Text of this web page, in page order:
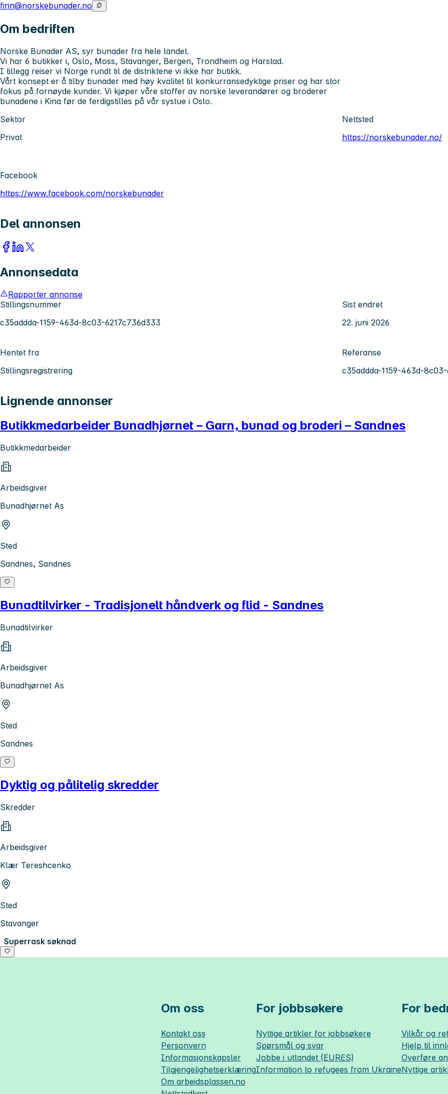
finn@norskebunader.no
Om bedriften
Norske Bunader AS, syr bunader fra hele landet.
Vi har 6 butikker i, Oslo, Moss, Stavanger, Bergen, Trondheim og Harstad.
I tillegg reiser vi Norge rundt til de distriktene vi ikke har butikk.
Vårt konsept er å tilby bunader med høy kvalitet til konkurransedyktige priser og har stor
fokus på fornøyde kunder. Vi kjøper våre stoffer av norske leverandører og broderer
bunadene i Kina før de ferdigstilles på vår systue i Oslo.
Sektor
Privat
Nettsted
https://norskebunader.no/
Facebook
https://www.facebook.com/norskebunader
Del annonsen
Annonsedata
Rapporter annonse
Stillingsnummer
c35addda-1159-463d-8c03-6217c736d333
Sist endret
22. juni 2026
Hentet fra
Stillingsregistrering
Referanse
c35addda-1159-463d-
Lignende annonser
Butikkmedarbeider Bunadhjørnet – Garn, bunad og broderi – Sandnes
Butikkmedarbeider
Arbeidsgiver
Bunadhjørnet As
Sted
Sandnes, Sandnes
Bunadtilvirker - Tradisjonelt håndverk og flid - Sandnes
Bunadtilvirker
Arbeidsgiver
Bunadhjørnet As
Sted
Sandnes
Dyktig og pålitelig skredder
Skredder
Arbeidsgiver
Klær Tereshcenko
Sted
Stavanger
Superrask søknad
Om oss
Kontakt oss
Personvern
Informasjonskapsler
Tilgjengelighetserklæring
Om arbeidsplassen.no
For jobbsøkere
Nyttige artikler for jobbsøkere
Spørsmål og svar
Jobbe i utlandet (EURES)
Information to refugees from Ukraine
For
Vilkår og
Hjelp til
Overføre
Nyttige